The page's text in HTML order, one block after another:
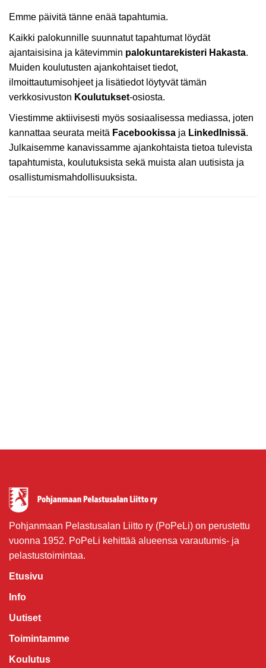
Emme päivitä tänne enää tapahtumia.
Kaikki palokunnille suunnatut tapahtumat löydät
ajantaisisina ja kätevimmin palokuntarekisteri Hakasta.
Muiden koulutusten ajankohtaiset tiedot,
ilmoittautumisohjeet ja lisätiedot löytyvät tämän
verkkosivuston Koulutukset-osiosta.
Viestimme aktiivisesti myös sosiaalisessa mediassa, joten
kannattaa seurata meitä Facebookissa ja LinkedInissä.
Julkaisemme kanavissamme ajankohtaista tietoa tulevista
tapahtumista, koulutuksista sekä muista alan uutisista ja
osallistumismahdollisuuksista.
Pohjanmaan Pelastusalan Liitto ry (PoPeLi) on perustettu
vuonna 1952. PoPeLi kehittää alueensa varautumis- ja
pelastustoimintaa.
Etusivu
Info
Uutiset
Toimintamme
Koulutus